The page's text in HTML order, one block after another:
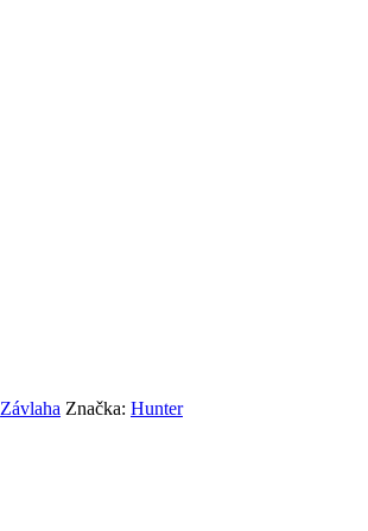
Závlaha Značka: Hunter